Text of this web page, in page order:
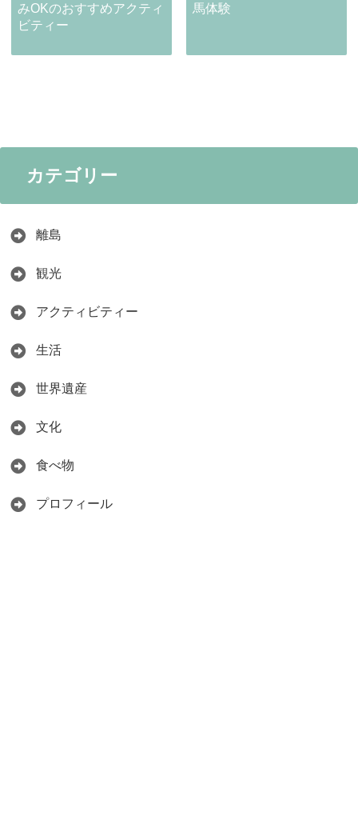
みOKのおすすめアクティ
ビティー
馬体験
カテゴリー
離島
観光
アクティビティー
生活
世界遺産
文化
食べ物
プロフィール